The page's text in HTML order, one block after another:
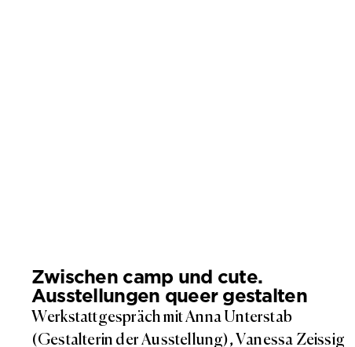
Zwischen camp und cute.
Ausstellungen queer gestalten
Werkstattgespräch mit Anna Unterstab
(Gestalterin der Ausstellung), Vanessa Zeissig